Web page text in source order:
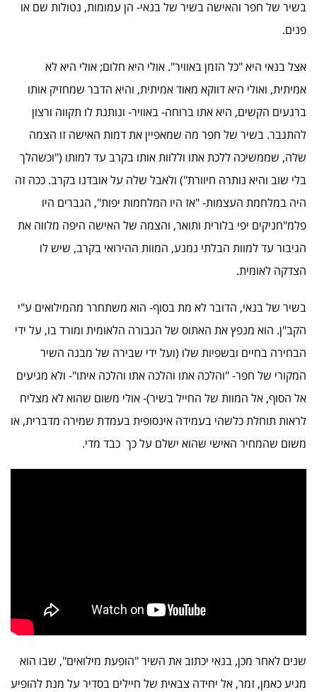
בשיר של חפר והאישה בשיר של בנאי- הן עמומות, נטולות שם או
פנים.
אצל בנאי היא "כל הזמן באוויר". אולי היא חלום; אולי היא לא
אמיתית, ואולי היא דווקא מאוד אמיתית, והיא הדבר שמחזיק אותו
ברגעים הקשים, היא אתו ברוחה- באוויר- ונותנת לו תקווה ורצון
להתגבר. בשיר של חפר מה שמאפיין את דמות האישה זו הצמה
שלה, שממשיכה ללכת אתו וללוות אותו בקרב עד למותו ("וכשהלך
בלי שוב והיא נותרה חיוורת") ולאבל שלה על אובדנו בקרב. ככה זה
היה במלחמת העצמות- "אז היו המלחמות יפות", הגברים היו
פלמ"חניקים יפי בלורית ותואר, והצמה של האישה היפה מלווה את
הגיבור עד למוות הבלתי נמנע, המוות ההירואי בקרב, שיש לו
הצדקה לאומית.
בשיר של בנאי, הדובר לא מת בסוף- הוא משתחרר מהמילואים ע"י
הקב"ן. הוא מנפץ את האתוס של הגבורה הלאומית ומורד בו, על ידי
הבחירה בחיים ובשפיות שלו (ועל ידי שבירה של מבנה השיר
המקורי של חפר- "והלכה אתו והלכה אתו והלכה איתו"- ולא מגיעים
אל הסוף, אל המוות של החייל בשיר)- אולי משום שהוא לא מצליח
לראות תוחלת כלשהי בעמידה אינסופית בעמדת שמירה מדברית, או
משום שהמחיר האישי שהוא ישלם על כך כבד מדי.
שנים לאחר מכן, בנאי יכתוב את השיר "הופעת מילואים", שבו הוא
מגיע כאמן, זמר, אל יחידה צבאית של חיילים בסדיר על מנת להופיע